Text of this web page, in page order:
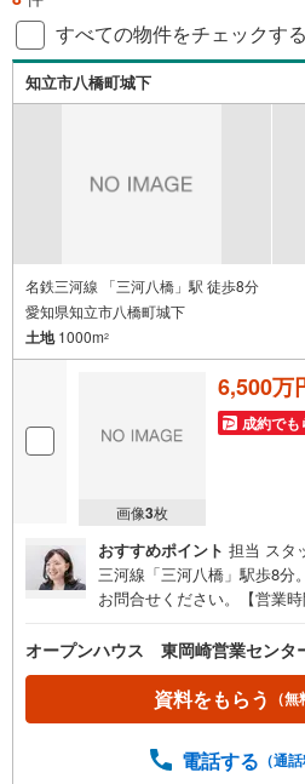
すべての物件をチェックする
知立市八橋町城下
名鉄三河線 「三河八橋」駅 徒歩8分
愛知県知立市八橋町城下
土地1000m2
画像3枚
6,500万
成約でも
おすすめポイント 担当 スタ
三河線「三河八橋」駅歩8分
お問合せください。【営業
気軽にご連絡ください！現
現地を見学する（無料）」
入いただけますとスムーズ
ご案内について・平日や夜
明いたします。・車でご自
オープンハウス 東岡崎営業センタ
資料をもらう （無
電話する （通